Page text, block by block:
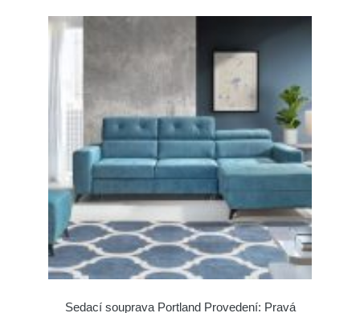
Sedací souprava Portland Provedení: Pravá